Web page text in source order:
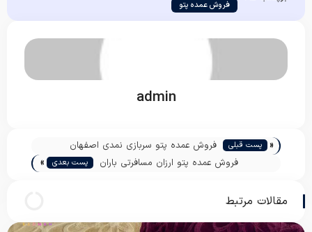
فروش عمده پتو
admin
« پست قبلی
فروش عمده پتو سربازی نمدی اصفهان
فروش عمده پتو ارزان مسافرتی باران
پست بعدی »
مقالات مرتبط